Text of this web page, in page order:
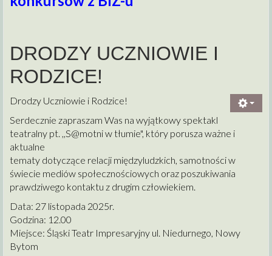
DRODZY UCZNIOWIE I
RODZICE!
Drodzy Uczniowie i Rodzice!
Serdecznie zapraszam Was na wyjątkowy spektakl
teatralny pt. ,,S@motni wtłumie", który porusza ważne i
aktualne
tematy dotyczące relacji międzyludzkich, samotności w
świecie mediów społecznościowych oraz poszukiwania
prawdziwego kontaktu z drugim człowiekiem.
Data: 27 listopada 2025r.
Godzina: 12.00
Miejsce: Śląski Teatr Impresaryjny ul. Niedurnego, Nowy
Bytom